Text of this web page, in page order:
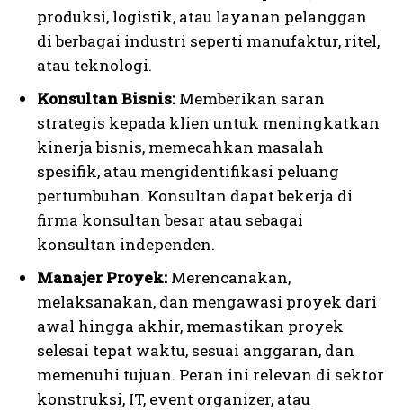
produksi, logistik, atau layanan pelanggan
di berbagai industri seperti manufaktur, ritel,
atau teknologi.
Konsultan Bisnis: Memberikan saran
strategis kepada klien untuk meningkatkan
kinerja bisnis, memecahkan masalah
spesifik, atau mengidentifikasi peluang
pertumbuhan. Konsultan dapat bekerja di
firma konsultan besar atau sebagai
konsultan independen.
Manajer Proyek: Merencanakan,
melaksanakan, dan mengawasi proyek dari
awal hingga akhir, memastikan proyek
selesai tepat waktu, sesuai anggaran, dan
memenuhi tujuan. Peran ini relevan di sektor
konstruksi, IT, event organizer, atau